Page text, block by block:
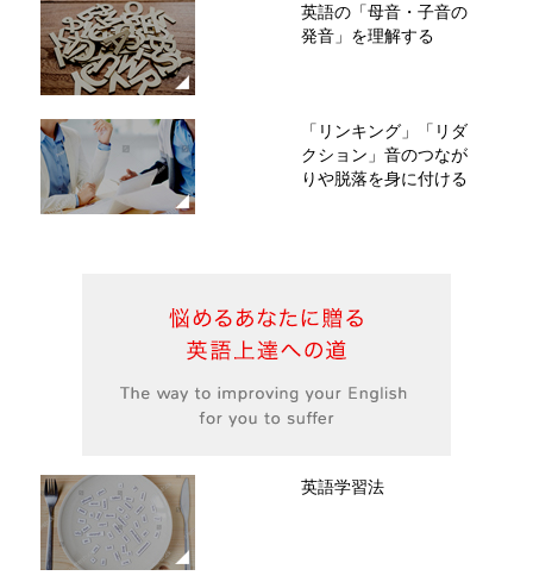
英語の「母音・子音の
発音」を理解する
「リンキング」「リダ
クション」音のつなが
りや脱落を身に付ける
英語学習法